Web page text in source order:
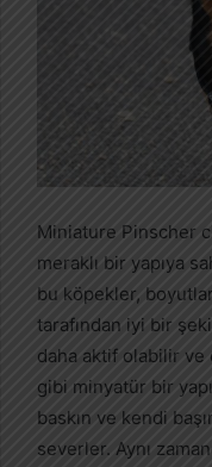
Miniature Pinscher
meraklı bir yapıya
bu köpekler,
tarafından iyi bir
daha aktif olabilir ve
gibi minyatür bir
baskın ve kendi
severler. Aynı